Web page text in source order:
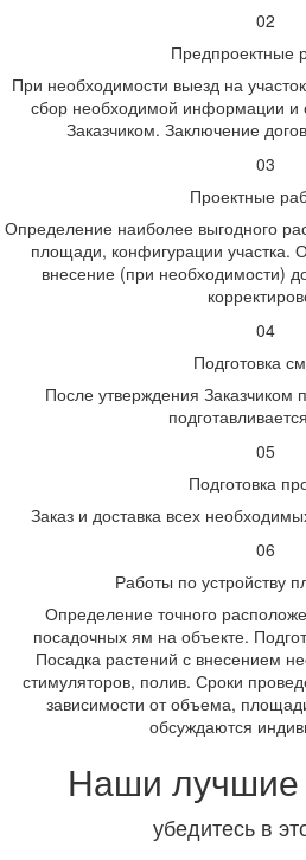
02
Предпроектные
При необходимости выезд на
сбор необходимой информации и
Заказчиком. Заключение
03
Проектные
Определение наиболее выгодного
площади, конфигурации участка.
внесение (при необходимости)
04
Подготовка
После утверждения Заказчиком
05
Подготовка
Заказ и доставка всех
06
Работы по устройству
Определение точного
посадочных ям на объекте.
Посадка растений с внесением
стимуляторов, полив. Сроки
зависимости от объема,
обсуждаются
Наши лучшие
убедитесь в